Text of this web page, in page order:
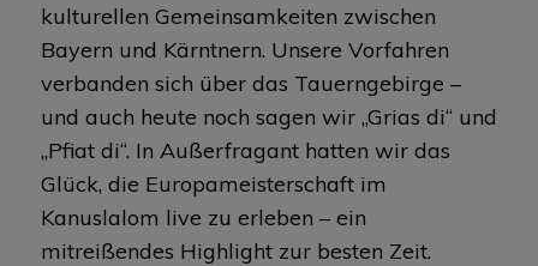
kulturellen Gemeinsamkeiten zwischen
Bayern und Kärntnern. Unsere Vorfahren
verbanden sich über das Tauerngebirge –
und auch heute noch sagen wir „Grias di“ und
„Pfiat di“. In Außerfragant hatten wir das
Glück, die Europameisterschaft im
Kanuslalom live zu erleben – ein
mitreißendes Highlight zur besten Zeit.